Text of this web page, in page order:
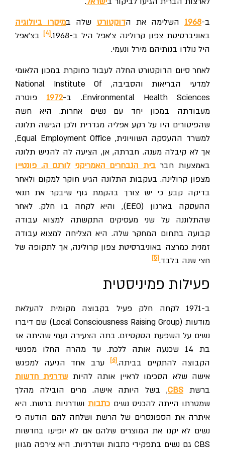
ב-1968 השלימה את הדוקטורט שלה במיקרו ביולוגיה
באוניברסיטת צפון קרולינה צ'אפל היל ב-1968.
[4]
בצ'אפל
היל נולדו בנותיהם מירל ונעמי.
לאחר סיום הדוקטורט החלה לעבוד כחוקרת במכון הלאומי
למדעי הבריאות והסביבה, National Institute Of
Environmental Health Sciences. ב-
1972 פוטרה
מעבודתה במכון יחד עם נשים אחרות. היא חשה
שהפיטורים היו על רקע אפליה מגדרית ולכן הגישה תלונה
למשרד ההעסקה השוויונית, Equal Employment Office,
אך לא קיבלה מענה. חברתה, אן, הציעה לה להגיש תלונה
באמצעות חברבית הנבחרים האמריקני לורנס ה. פונטיין
מצפון קרולינה. בעקבות התלונה הגיע חוקר למקום ולאחר
בדיקה קבע כי יש צורך בהקמת גוף שיבקר את תנאי
ההעסקה בארגון (EEO), והיא לקחה בו חלק. לאחר
שהתלוננה על שני מעסיקים התקשתה למצוא עבודה
קבועה בתחום המחקר שלה. היא הצליחה למצוא עבודה
זמנית כמרצה באוניברסיטת צפון קרולינה, אך לתקופה של
חצי שנה בלבד.[5]
פעילות פמיניסטית
ב-1971 לקחה חלק פעיל בקבוצה מקומית להעלאת
מודעות (Local Consciousness Raising Group) שם דיברו
נשים על השפעת הסקסיזם. בתה הצעירה נעמי שהיתה אז
בת 14 שכנעה אותה ללכת. עד מהרה החלו מפגשי
הקבוצה להתקיים בביתה.[6]
ערב אחד הגיעה למפגש
אישה שלא הסכימו לראיין אותה להיות שדרנית חדשות
ברשת CBS, בשל היותה אישה. מרים הובילה מהלך
שמטרתו הייתה להכניס נשים כתבותושדרניות ברשת. היא
איתרה את הספונסרים של הרשת ושלחה להם הודעה כי
נשים לא יקנו את המוצרים שלהם אם לא יופיעו בחדשות
CBS גם נשים בתפקידי כתבות ושדרניות. היא צירפה מגוון